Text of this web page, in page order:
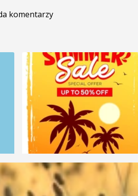
komentarzy